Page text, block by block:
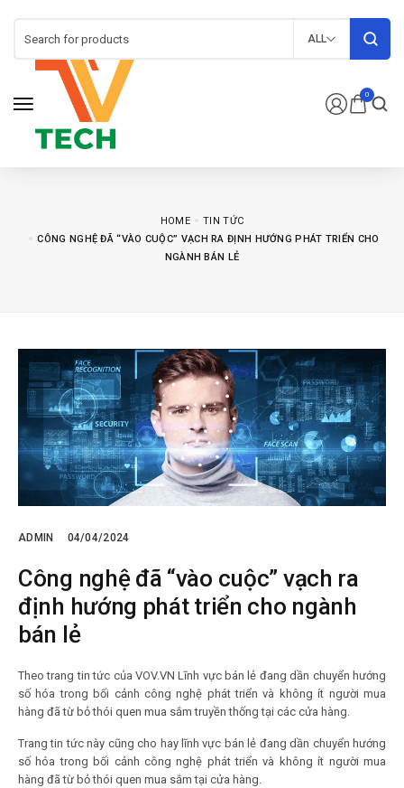
0
ALL
HOME
TIN TỨC
CÔNG NGHỆ ĐÃ “VÀO CUỘC” VẠCH RA ĐỊNH HƯỚNG PHÁT TRIỂN CHO
NGÀNH BÁN LẺ
ADMIN 04/04/2024
Công nghệ đã “vào cuộc” vạch ra
định hướng phát triển cho ngành
bán lẻ
Theo trang tin tức của VOV.VN Lĩnh vực bán lẻ đang dần chuyển hướng
số hóa trong bối cảnh công nghệ phát triển và không ít người mua
hàng đã từ bỏ thói quen mua sắm truyền thống tại các cửa hàng.
Trang tin tức này cũng cho hay lĩnh vực bán lẻ đang dần chuyển hướng
số hóa trong bối cảnh công nghệ phát triển và không ít người mua
hàng đã từ bỏ thói quen mua sắm tại cửa hàng.